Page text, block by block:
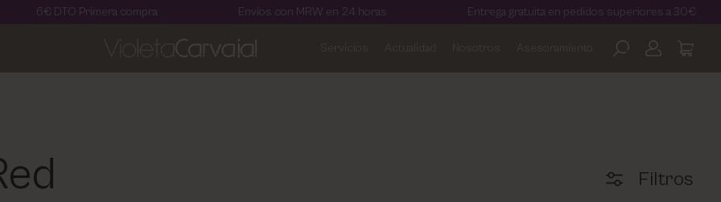
Primera compra Envíos con MRW en 24 horas Entrega gratuita en pedidos superiores a 30€
Servicios Actualidad Nosotros Asesoramiento
Filtros